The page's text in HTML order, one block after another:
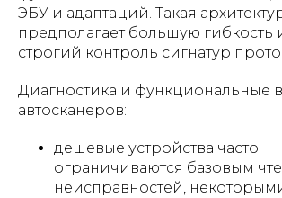
ЭБУ и адаптаций. Такая
предполагает большую гибкость
строгий контроль сигнатур
Диагностика и функциональные
автосканеров:
дешевые устройства часто
ограничиваются базовым
неисправностей,